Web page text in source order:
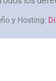
y Hosting: